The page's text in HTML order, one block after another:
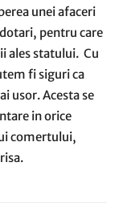
unei afaceri
pentru care
ales statului. Cu
fi siguri ca
usor. Acesta se
in orice
comertului,